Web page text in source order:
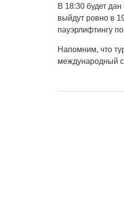
В 18:30 будет
выйдут ровно в
пауэрлифтингу
Напомним, что
международный